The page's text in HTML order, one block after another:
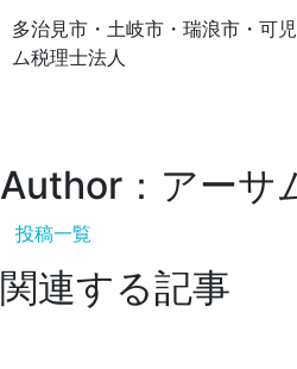
多治見市・土岐市・瑞浪市・可
ム税理士法人
Author：アーサ
投稿一覧
関連する記事